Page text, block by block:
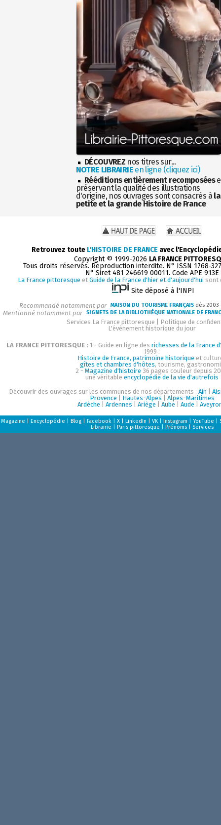
DÉCOUVREZ nos titres sur...
NOTRE LIBRAIRIEen ligne (cliquez ici)
Rééditions entièrement recomposées
préservant la qualité des illustrations
d'origine, nos ouvrages sont consacrés à la
petite et la grande Histoire de France
Retrouvez toute L'HISTOIRE DE FRANCE avec
Copyright © 1999-2026 LA FRANCE
Tous droits réservés. Reproduction interdite. N° ISSN 1768-
N° Siret 481 246619 00011. Code APE 913E
La France pittoresque et Guide de la France d'hier et d'aujourd'hui sont
Site déposé à l'INPI
Recommandé notamment par MAISON DU TOURISME FRANÇAIS dès
Mentionné notamment par SIGNETS DE LA BIBLIOTHÈQUE NATIONALE DE
Services La France pittoresque
Politique de
L'événement historique du jour
LA FRANCE PITTORESQUE : 1 - Guide en ligne des richesses de la France
1999 :
Histoire de France, patrimoine historique et
gîtes et chambres d'hôtes, tourisme,
2 - Magazine d'histoire 36 pages couleur depuis
une véritable encyclopédie de la vie d'autrefois
Découvrir des ouvrages sur les communes de nos départements : Ain
Provence
Hautes-Alpes
Alpes-Maritimes
Ardèche
Ardennes Ariège Aube Aude
Magazine Encyclopédie Blog| Facebook| X| LinkedIn VK| Instagram YouTube
Librairie
Paris pittoresque Prénoms| Services